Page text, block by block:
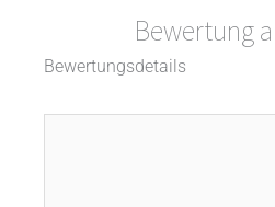
Bewertung
Bewertungsdetails